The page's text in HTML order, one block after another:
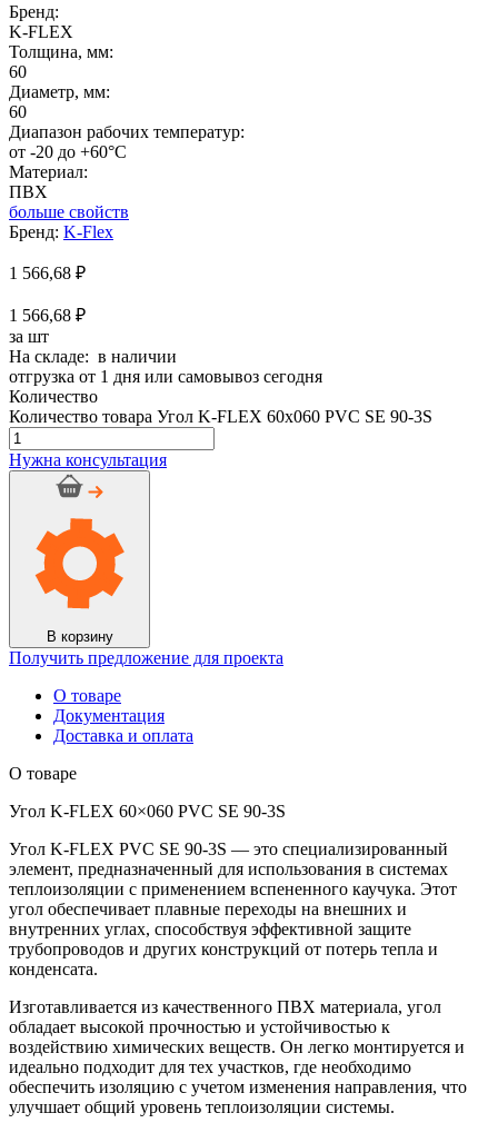
Бренд:
K-FLEX
Толщина, мм:
60
Диаметр, мм:
60
Диапазон рабочих температур:
от -20 до +60°C
Материал:
ПВХ
больше свойств
Бренд: K-Flex
1 566,68 ₽
1 566,68 ₽
за шт
На складе: в наличии
отгрузка от 1 дня или самовывоз сегодня
Количество
Количество товара Угол K-FLEX 60x060 PVC SE 90-3S
Нужна консультация
В корзину
Получить предложение для проекта
О товаре
Документация
Доставка и оплата
О товаре
Угол K-FLEX 60×060 PVC SE 90-3S
Угол K-FLEX PVC SE 90-3S — это специализированный
элемент, предназначенный для использования в системах
теплоизоляции с применением вспененного каучука. Этот
угол обеспечивает плавные переходы на внешних и
внутренних углах, способствуя эффективной защите
трубопроводов и других конструкций от потерь тепла и
конденсата.
Изготавливается из качественного ПВХ материала, угол
обладает высокой прочностью и устойчивостью к
воздействию химических веществ. Он легко монтируется и
идеально подходит для тех участков, где необходимо
обеспечить изоляцию с учетом изменения направления, что
улучшает общий уровень теплоизоляции системы.